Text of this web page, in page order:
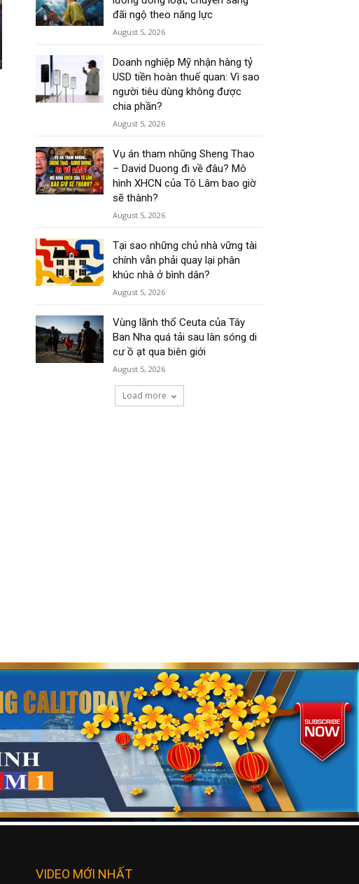
đãi ngộ theo năng lực
August 5, 2026
Doanh nghiệp Mỹ nhận hàng tỷ
USD tiền hoàn thuế quan: Vì sao
người tiêu dùng không được
chia phần?
August 5, 2026
Vụ án tham nhũng Sheng Thao
– David Duong đi về đâu? Mô
hình XHCN của Tô Lâm bao giờ
sẽ thành?
August 5, 2026
Tại sao những chủ nhà vững tài
chính vẫn phải quay lại phân
khúc nhà ở bình dân?
August 5, 2026
Vùng lãnh thổ Ceuta của Tây
Ban Nha quá tải sau làn sóng di
cư ồ ạt qua biên giới
August 5, 2026
Load more
VIDEO MỚI NHẤT